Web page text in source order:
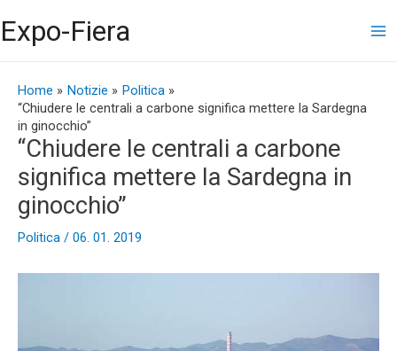
al
contenuto
Expo-Fiera
Home Notizie
Politica
“Chiudere le centrali a carbone significa mettere la Sardegna
in ginocchio”
“Chiudere le centrali a carbone
significa mettere la Sardegna in
ginocchio”
Politica / 06. 01. 2019
articoli